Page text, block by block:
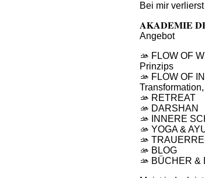
Bei mir
𝐀𝐊𝐀𝐃𝐄𝐌𝐈𝐄
Angebot
🫴 FLOW OF
Prinzips
🫴 FLOW OF
🫴 RETREAT
🫴 DARSHAN
🫴 INNERE
🫴 YOGA &
🫴
🫴 BLOG
🫴 BÜCHER &